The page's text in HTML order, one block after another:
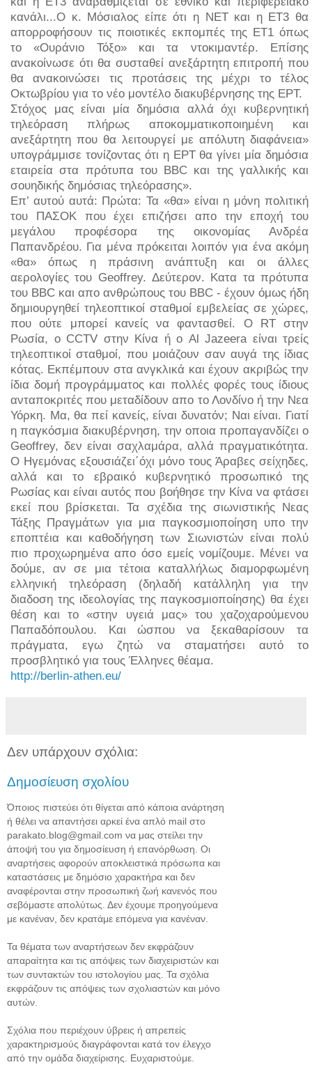
κανάλι...Ο κ. Μόσιαλος είπε ότι η ΝΕΤ και η ΕΤ3 θα
απορροφήσουν τις ποιοτικές εκπομπές της ΕΤ1 όπως
το «Ουράνιο Τόξο» και τα ντοκιμαντέρ. Επίσης
ανακοίνωσε ότι θα συσταθεί ανεξάρτητη επιτροπή που
θα ανακοινώσει τις προτάσεις της μέχρι το τέλος
Οκτωβρίου για το νέο μοντέλο διακυβέρνησης της ΕΡΤ.
Στόχος μας είναι μία δημόσια αλλά όχι κυβερνητική
τηλεόραση πλήρως αποκομματικοποιημένη και
ανεξάρτητη που θα λειτουργεί με απόλυτη διαφάνεια»
υπογράμμισε τονίζοντας ότι η ΕΡΤ θα γίνει μία δημόσια
εταιρεία στα πρότυπα του BBC και της γαλλικής και
σουηδικής δημόσιας τηλεόρασης».
Επ’ αυτού αυτά: Πρώτα: Τα «θα» είναι η μόνη πολιτική
του ΠΑΣΟΚ που έχει επιζήσει απο την εποχή του
μεγάλου προφέσορα της οικονομίας Ανδρέα
Παπανδρέου. Για μένα πρόκειται λοιπόν για ένα ακόμη
«θα» όπως η πράσινη ανάπτυξη και οι άλλες
αερολογίες του Geoffrey. Δεύτερον. Κατα τα πρότυπα
του BBC και απο ανθρώπους του BBC - έχουν όμως ήδη
δημιουργηθεί τηλεοπτικοί σταθμοί εμβελείας σε χώρες,
που ούτε μπορεί κανείς να φαντασθεί. Ο RT στην
Ρωσία, ο CCTV στην Κίνα ή ο Al Jazeera είναι τρείς
τηλεοπτικοί σταθμοί, που μοιάζουν σαν αυγά της ίδιας
κότας. Εκπέμπουν στα ανγκλικά και έχουν ακριβώς την
ίδια δομή προγράμματος και πολλές φορές τους ίδιους
ανταποκριτές που μεταδίδουν απο το Λονδίνο ή την Νεα
Υόρκη. Μα, θα πεί κανείς, είναι δυνατόν; Ναι είναι. Γιατί
η παγκόσμια διακυβέρνηση, την οποια προπαγανδίζει ο
Geoffrey, δεν είναι σαχλαμάρα, αλλά πραγματικότητα.
Ο Ηγεμόνας εξουσιάζει΄όχι μόνο τους Άραβες σείχηδες,
αλλά και το εβραικό κυβερνητικό προσωπικό της
Ρωσίας και είναι αυτός που βοήθησε την Κίνα να φτάσει
εκεί που βρίσκεται. Τα σχέδια της σιωνιστικής Νεας
Τάξης Πραγμάτων για μια παγκοσμιοποίηση υπο την
εποπτέια και καθοδήγηση των Σιωνιστών είναι πολύ
πιο προχωρημένα απο όσο εμείς νομίζουμε. Μένει να
δούμε, αν σε μια τέτοια καταλλήλως διαμορφωμένη
ελληνική τηλεόραση (δηλαδή κατάλληλη για την
διαδοση της ιδεολογίας της παγκοσμιοποίησης) θα έχει
θέση και το «στην υγειά μας» του χαζοχαρούμενου
Παπαδόπουλου. Και ώσπου να ξεκαθαρίσουν τα
πράγματα, εγω ζητώ να σταματήσει αυτό το
προσβλητικό για τους Έλληνες θέαμα.
http://berlin-athen.eu/
Δεν υπάρχουν σχόλια:
Δημοσίευση σχολίου
Όποιος πιστεύει ότι θίγεται από κάποια ανάρτηση
ή θέλει να απαντήσει αρκεί ένα απλό mail στο
parakato.blog@gmail.com να μας στείλει την
άποψή του για δημοσίευση ή επανόρθωση. Οι
αναρτήσεις αφορούν αποκλειστικά πρόσωπα και
καταστάσεις με δημόσιο χαρακτήρα και δεν
αναφέρονται στην προσωπική ζωή κανενός που
σεβόμαστε απολύτως. Δεν έχουμε προηγούμενα
με κανέναν, δεν κρατάμε επόμενα για κανέναν.
Τα θέματα των αναρτήσεων δεν εκφράζουν
απαραίτητα και τις απόψεις των διαχειριστών και
των συντακτών του ιστολογίου μας. Τα σχόλια
εκφράζουν τις απόψεις των σχολιαστών και μόνο
αυτών.
Σχόλια που περιέχουν ύβρεις ή απρεπείς
χαρακτηρισμούς διαγράφονται κατά τον έλεγχο
από την ομάδα διαχείρισης. Ευχαριστούμε.